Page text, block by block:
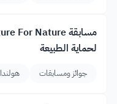
لحماية الطبيعة
جوائز ومسابقات هولندا